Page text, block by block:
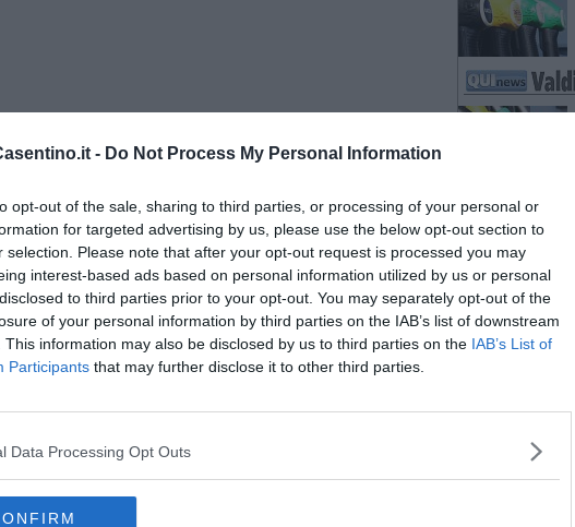
- Do Not Process My Personal Information
opt-out of the sale, sharing to third parties, or processing of your personal or
for targeted advertising by us, please use the below opt-out section to
selection. Please note that after your opt-out request is processed you may
interest-based ads based on personal information utilized by us or personal
to third parties prior to your opt-out. You may separately opt-out of the
of your personal information by third parties on the IAB’s list of downstream
This information may also be disclosed by us to third parties on the IAB’s List of
Participants that may further disclose it to other third parties.
Data Processing Opt Outs